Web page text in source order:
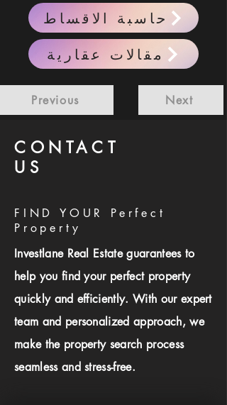
حاسبة الاقساط
مقالات عقارية
Previous Next
CONTACT
US
FIND YOUR Perfect
Property
Investlane Real Estate guarantees to
help you find your perfect property
quickly and efficiently. With our expert
team and personalized approach, we
make the property search process
seamless and stress-free.